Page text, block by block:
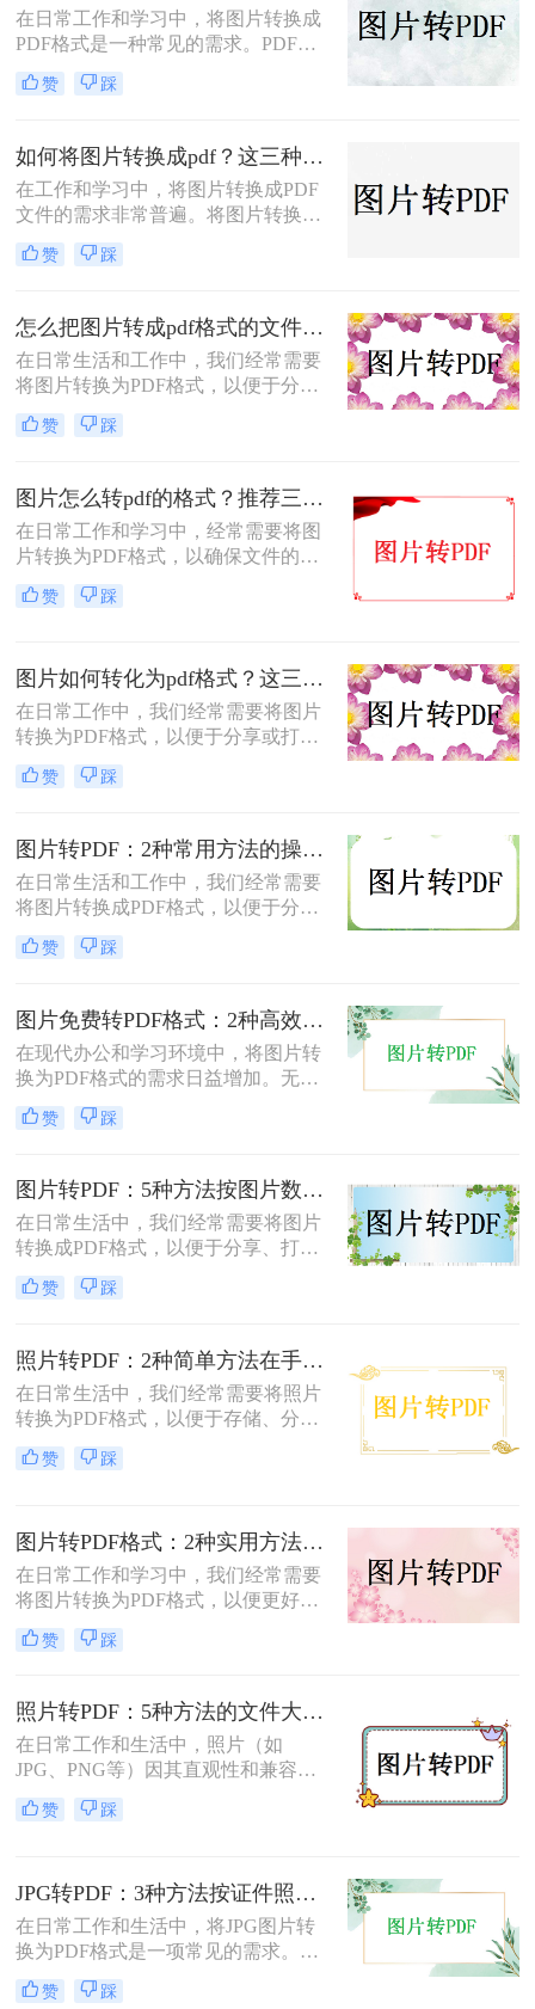
在日常工作和学习中，将图片转换成
PDF格式是一种常见的需求。PDF格
式具有支持矢量图形、打印格式不走
样、兼容性高、体积小以及支持批注
格式。那么电脑怎么把图片转换成pdf
呢？本文将介绍四种常见的图片转
PDF的方法。
赞 踩
如何将图片转换成pdf？这三种方法帮助你解决问题！
在工作和学习中，将图片转换成PDF
文件的需求非常普遍。将图片转换成
PDF不仅可以方便地整合多张图片，
还可以确保文件格式的一致性和兼容
文将介绍三种常见的图片转PDF方
法。
赞 踩
怎么把图片转成pdf格式的文件？尝试下面三种方法！
在日常生活和工作中，我们经常需要
将图片转换为PDF格式，以便于分
享、打印或归档。那么怎么把图片转
成pdf格式的文件呢？本文将介绍三种
方法都有其特点和适用场景，您可以
根据自己的需求选择最合适的方式。
赞 踩
图片怎么转pdf的格式？推荐三种实用的方法！
在日常工作和学习中，经常需要将图
片转换为PDF格式，以确保文件的格
式和排版保持不变，同时方便分享和
传递。那么图片怎么转PDF的格式
赞 踩
图片如何转化为pdf格式？这三个实用指南收好！
在日常工作中，我们经常需要将图片
转换为PDF格式，以便于分享或打
印。那么图片如何转化为pdf格式呢？
本文将介绍三种将图片转化为PDF格
和适用场景，您可以根据自己的需求
选择最合适的方式。
赞 踩
图片转PDF：2种常用方法的操作步骤和格式保留设置！
在日常生活和工作中，我们经常需要
将图片转换成PDF格式，以便于分
享、打印或存档。那么如何把图片转
换成PDF呢？本文将介绍两种常用的
赞 踩
图片免费转PDF格式：2种高效方法的转换速度和画质损失对比！
在现代办公和学习环境中，将图片转
换为PDF格式的需求日益增加。无论
是为了更好地保存、传输还是打印图
片，PDF格式因其跨平台兼容性和格
怎么转换成pdf格式免费呢？本文将介
绍两种免费且高效的图片转PDF的方
法。
赞 踩
图片转PDF：5种方法按图片数量和文件大小选，大的别用在线！
在日常生活中，我们经常需要将图片
转换成PDF格式，以便于分享、打印
或存档。那么图片如何转换成pdf呢？
本文将介绍几种将图片转换成PDF的
换方式。
赞 踩
照片转PDF：2种简单方法在手机端和电脑端的操作差异！
在日常生活中，我们经常需要将照片
转换为PDF格式，以便于存储、分享
和打印。那么照片转pdf怎么弄呢？下
面将介绍两种简单实用的方法，帮助
赞 踩
图片转PDF格式：2种实用方法的关键参数和输出质量对比！
在日常工作和学习中，我们经常需要
将图片转换为PDF格式，以便更好地
保存、分享和打印。那么如何将图片
转换为pdf格式呢？本文将介绍两种将
赞 踩
照片转PDF：5种方法的文件大小限制和画质保留实测！
在日常工作和生活中，照片（如
JPG、PNG等）因其直观性和兼容性
被广泛使用。然而，在需要整合多张
照片、提高安全性或便于打印时，将
文将详细介绍5种将照片转换为PDF的
常用高效方法，帮助用户根据需求选
择最适合的方案。
赞 踩
JPG转PDF：3种方法按证件照、截图和风景照分别推荐！
在日常工作和生活中，将JPG图片转
换为PDF格式是一项常见的需求。
PDF格式具有跨平台兼容性、易于阅
读和保护隐私等优点，因此广泛应用
赞 踩